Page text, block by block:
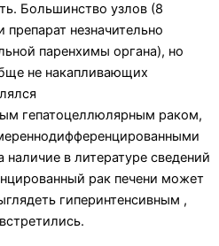
Большинство узлов (8
незначительно
паренхимы органа), но
не накапливающих
гепатоцеллюлярным раком,
в литературе сведений
рак печени может
гиперинтенсивным ,